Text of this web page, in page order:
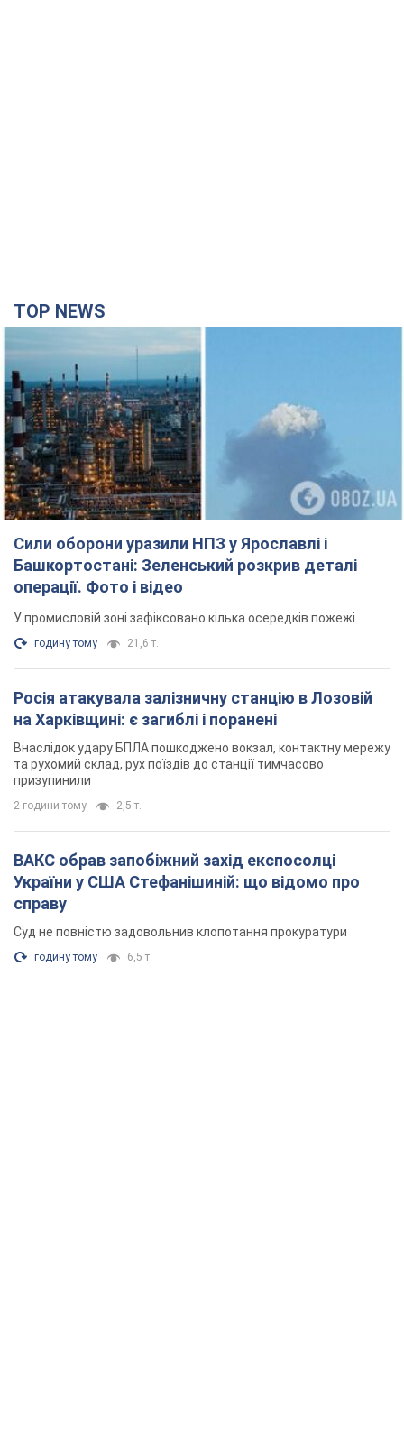
TOP NEWS
Сили оборони уразили НПЗ у Ярославлі і
Башкортостані: Зеленський розкрив деталі
операції. Фото і відео
У промисловій зоні зафіксовано кілька осередків пожежі
годину тому 21,6 т.
Росія атакувала залізничну станцію в Лозовій
на Харківщині: є загиблі і поранені
Внаслідок удару БПЛА пошкоджено вокзал, контактну мережу
та рухомий склад, рух поїздів до станції тимчасово
призупинили
2 години тому 2,5 т.
ВАКС обрав запобіжний захід експосолці
України у США Стефанішиній: що відомо про
справу
Суд не повністю задовольнив клопотання прокуратури
годину тому 6,5 т.